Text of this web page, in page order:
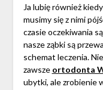
Ja lubię również
musimy się z nimi
czasie oczekiwania
nasze ząbki są
schemat leczenia.
zawsze ortodonta
ubytki, ale zrobienie